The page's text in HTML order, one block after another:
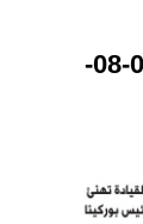
تحميل PDF البلاد عدد اليوم 06-08-